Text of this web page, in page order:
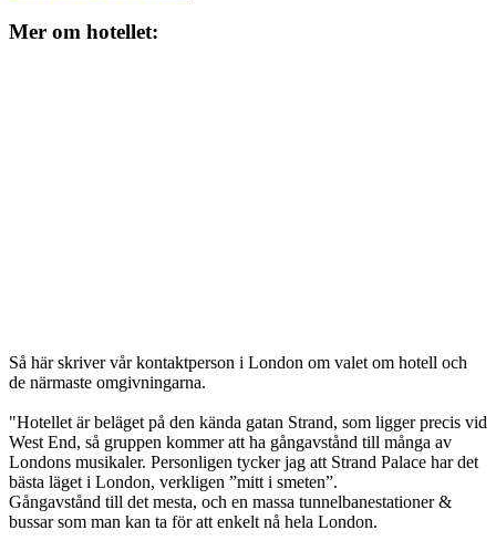
Mer om hotellet:
Så här skriver vår kontaktperson i London om valet om hotell och
de närmaste omgivningarna.
"Hotellet är beläget på den kända gatan Strand, som ligger precis vid
West End, så gruppen kommer att ha gångavstånd till många av
Londons musikaler. Personligen tycker jag att Strand Palace har det
bästa läget i London, verkligen ”mitt i smeten”.
Gångavstånd till det mesta, och en massa tunnelbanestationer &
bussar som man kan ta för att enkelt nå hela London.